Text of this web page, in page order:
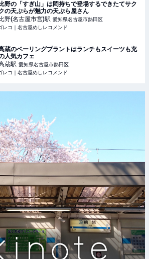
野の「すぎ山」は岡持ちで登場するできたてサク
の天ぷらが魅力の天ぷら屋さん
野(名古屋市営)駅 愛知県名古屋市熱田区
レコ｜名古屋めしレコメンド
蔵のベーリングプラントはランチもスイーツも充
人気カフェ
蔵駅 愛知県名古屋市熱田区
レコ｜名古屋めしレコメンド